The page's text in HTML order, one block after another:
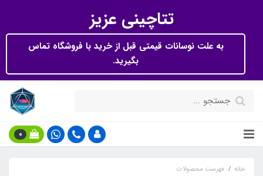
تتاچینی عزیز
به علت نوسانات قیمتی قبل از خرید با فروشگاه تماس
بگیرید.
0
خانه
فهرست محصولات